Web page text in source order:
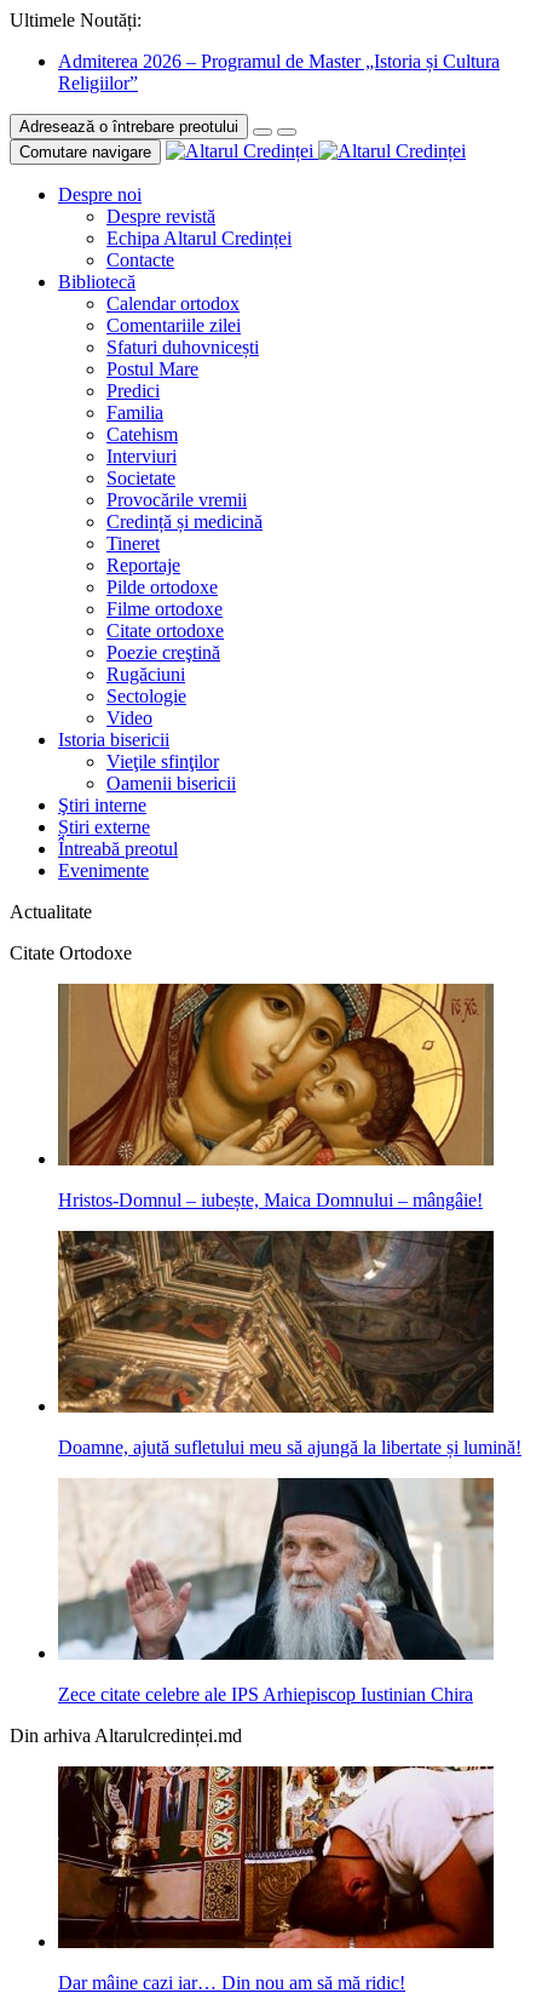
Ultimele Noutăți:
Admiterea 2026 – Programul de Master „Istoria și Cultura
Religiilor”
Adresează o întrebare preotului
Comutare navigare
Despre noi
Despre revistă
Echipa Altarul Credinței
Contacte
Bibliotecă
Calendar ortodox
Comentariile zilei
Sfaturi duhovnicești
Postul Mare
Predici
Familia
Catehism
Interviuri
Societate
Provocările vremii
Credință și medicină
Tineret
Reportaje
Pilde ortodoxe
Filme ortodoxe
Citate ortodoxe
Poezie creştină
Rugăciuni
Sectologie
Video
Istoria bisericii
Vieţile sfinţilor
Oamenii bisericii
Ştiri interne
Știri externe
Întreabă preotul
Evenimente
Actualitate
Citate Ortodoxe
Hristos-Domnul – iubește, Maica Domnului – mângâie!
Doamne, ajută sufletului meu să ajungă la libertate și lumină!
Zece citate celebre ale IPS Arhiepiscop Iustinian Chira
Din arhiva Altarulcredinței.md
Dar mâine cazi iar… Din nou am să mă ridic!